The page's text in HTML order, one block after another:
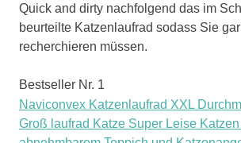
Quick and dirty nachfolgend das im
beurteilte Katzenlaufrad sodass Sie
recherchieren müssen.
Bestseller Nr. 1
Naviconvex Katzenlaufrad XXL
Groß laufrad Katze Super Leise